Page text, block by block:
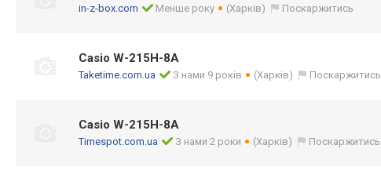
in-z-box.com Менше року (Харків) Поскаржитись
Casio W-215H-8A
Taketime.com.ua З нами 9 років (Харків) Поскаржитись
Casio W-215H-8A
Timespot.com.ua З нами 2 роки (Харків) Поскаржитись